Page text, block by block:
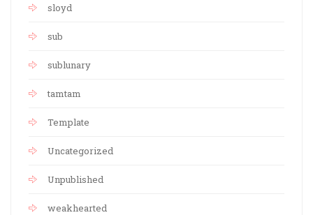
sloyd
sub
sublunary
tamtam
Template
Uncategorized
Unpublished
weakhearted